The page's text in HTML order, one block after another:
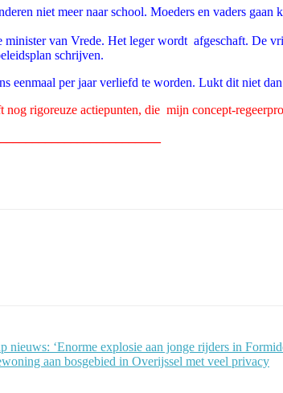
niet meer naar school. Moeders en vaders
van Vrede. Het leger wordt afgeschaft. De
schrijven.
eenmaal per jaar verliefd te worden. Lukt dit niet
rigoreuze actiepunten, die mijn concept-
‘Enorme explosie aan jonge rijders in
aan bosgebied in Overijssel met veel privacy